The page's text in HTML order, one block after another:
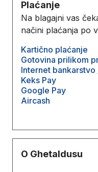
Plaćanje
Na blagajni vas
načini plaćanja po
Kartično plaćanje
Gotovina prilikom
Internet
Keks Pay
Google Pay
Aircash
O Ghetaldusu